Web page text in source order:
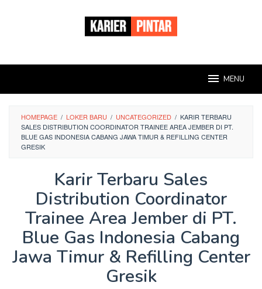
MENU
HOMEPAGE / LOKER BARU / UNCATEGORIZED / KARIR TERBARU
SALES DISTRIBUTION COORDINATOR TRAINEE AREA JEMBER DI PT.
BLUE GAS INDONESIA CABANG JAWA TIMUR & REFILLING CENTER
GRESIK
Karir Terbaru Sales
Distribution Coordinator
Trainee Area Jember di PT.
Blue Gas Indonesia Cabang
Jawa Timur & Refilling Center
Gresik